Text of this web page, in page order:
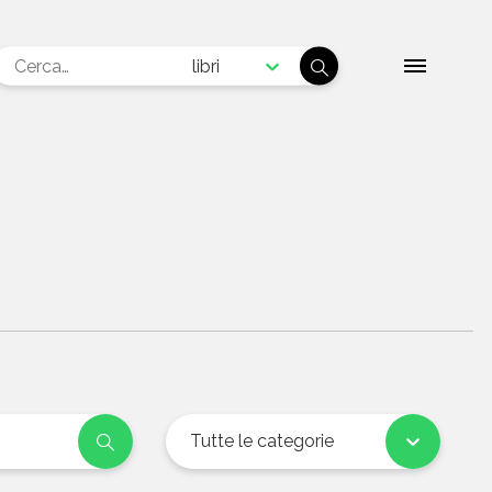
libri
Tutte le categorie